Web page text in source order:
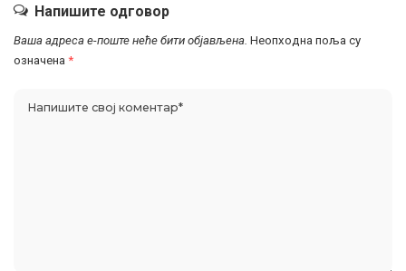
Напишите одговор
Ваша адреса е-поште неће бити објављена. Неопходна поља су
означена *